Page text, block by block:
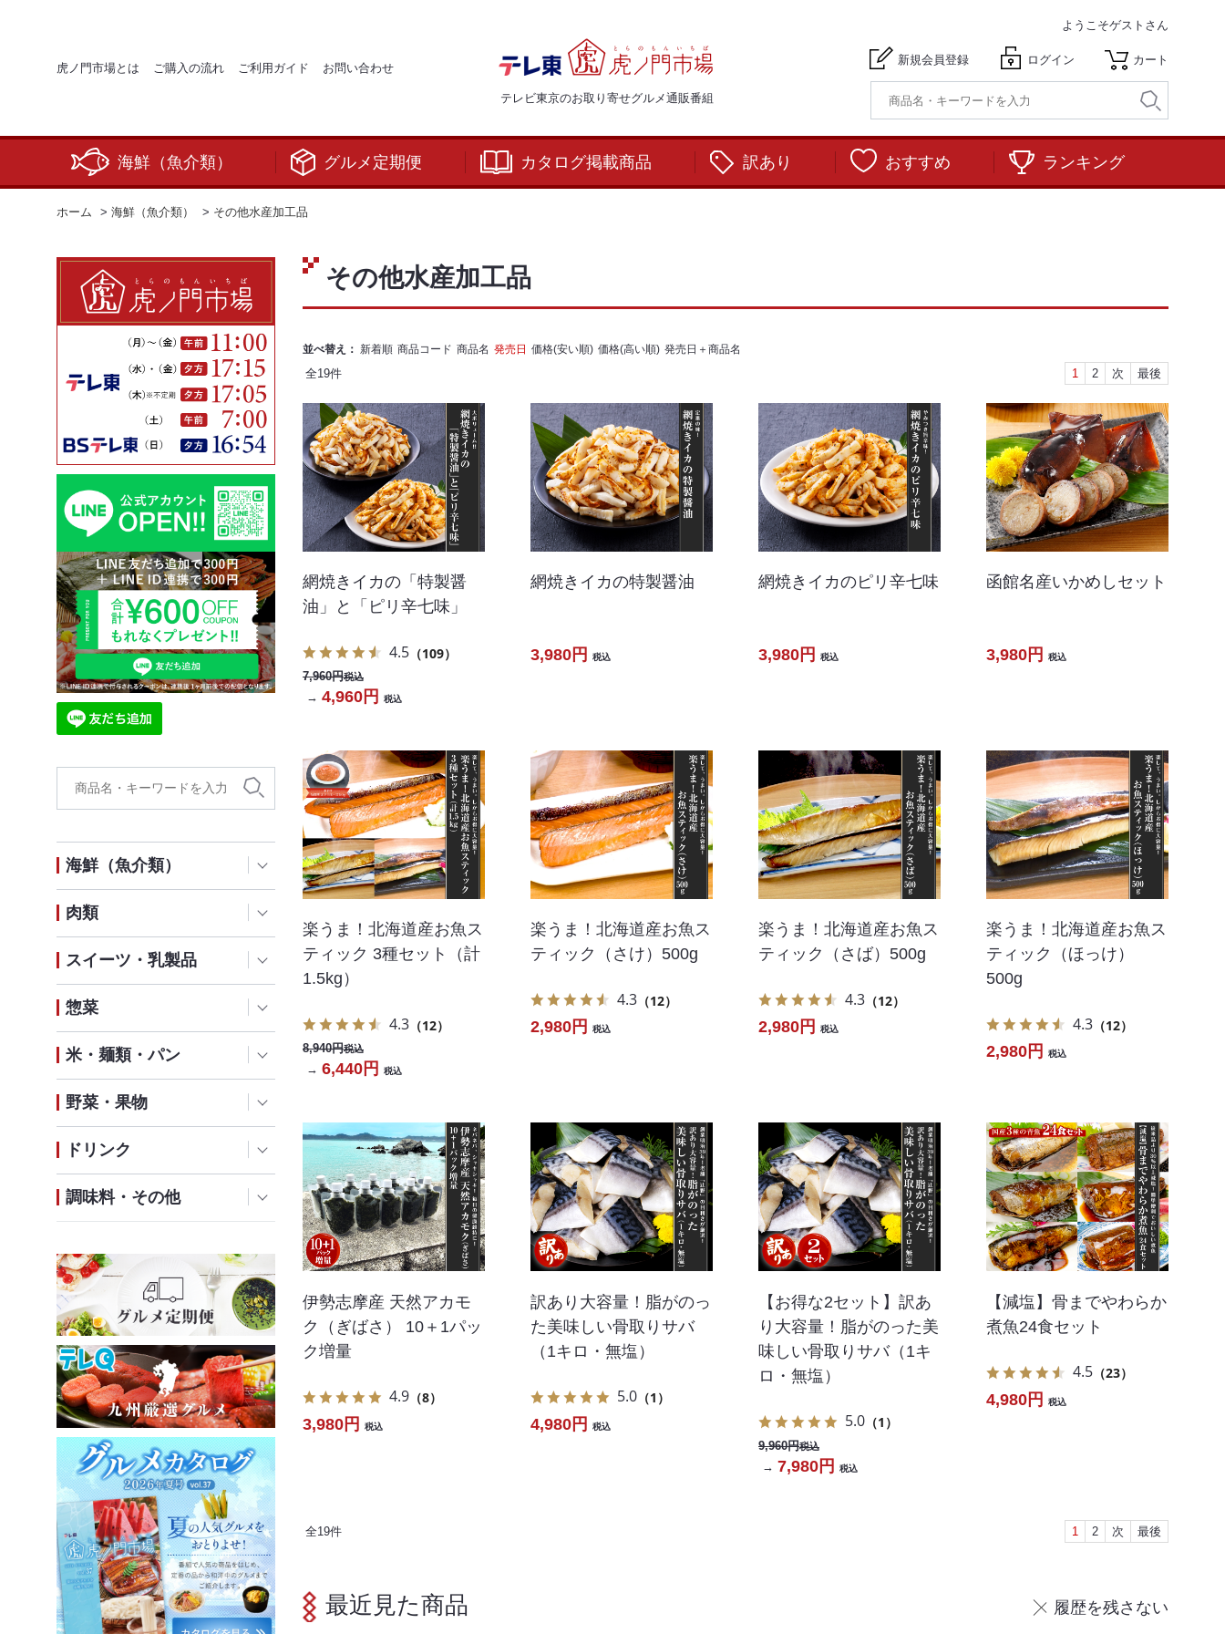
虎ノ門市場とは ご購入の流れ ご利用ガイド お問い合わせ
テレビ東京のお取り寄せグルメ通販番組
ようこそゲストさん
新規会員登録 ログイン カート
海鮮（魚介類） グルメ定期便 カタログ掲載商品 訳あり おすすめ ランキング
ホーム > 海鮮（魚介類） > その他水産加工品
海鮮（魚介類）
肉類
スイーツ・乳製品
惣菜
米・麺類・パン
野菜・果物
ドリンク
調味料・その他
その他水産加工品
並べ替え： 新着順 商品コード 商品名 発売日 価格(安い順) 価格(高い順) 発売日＋商品名
全19件 1 2 次 最後
網焼きイカの「特製醤
油」と「ピリ辛七味」
4.5 （109）
7,960円税込
→ 4,960円 税込
網焼きイカの特製醤油
3,980円 税込
網焼きイカのピリ辛七味
3,980円 税込
函館名産いかめしセット
3,980円 税込
楽うま！北海道産お魚ス
ティック 3種セット（計
1.5kg）
4.3 （12）
8,940円税込
→ 6,440円 税込
楽うま！北海道産お魚ス
ティック（さけ）500g
4.3 （12）
2,980円 税込
楽うま！北海道産お魚ス
ティック（さば）500g
4.3 （12）
2,980円 税込
楽うま！北海道産お魚ス
ティック（ほっけ）
500g
4.3 （12）
2,980円 税込
伊勢志摩産 天然アカモ
ク（ぎばさ） 10＋1パッ
ク増量
4.9 （8）
3,980円 税込
訳あり大容量！脂がのっ
た美味しい骨取りサバ
（1キロ・無塩）
5.0 （1）
4,980円 税込
【お得な2セット】訳あ
り大容量！脂がのった美
味しい骨取りサバ（1キ
ロ・無塩）
5.0 （1）
9,960円税込
→ 7,980円 税込
【減塩】骨までやわらか
煮魚24食セット
4.5 （23）
4,980円 税込
全19件 1 2 次 最後
最近見た商品 履歴を残さない